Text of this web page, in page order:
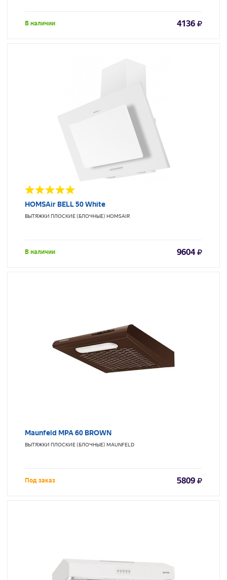
В наличии 4136
HOMSAir BELL 50 White
ВЫТЯЖКИ ПЛОСКИЕ (БЛОЧНЫЕ) HOMSAIR
В наличии 9604
Maunfeld MPA 60 BROWN
ВЫТЯЖКИ ПЛОСКИЕ (БЛОЧНЫЕ) MAUNFELD
Под заказ 5809